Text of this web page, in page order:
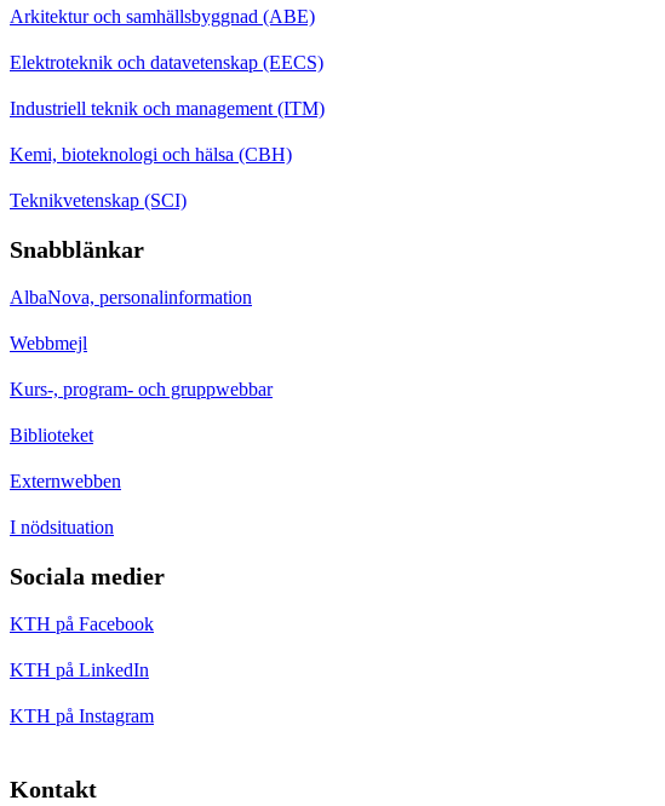
Arkitektur och samhällsbyggnad (ABE)
Elektroteknik och datavetenskap (EECS)
Industriell teknik och management (ITM)
Kemi, bioteknologi och hälsa (CBH)
Teknikvetenskap (SCI)
Snabblänkar
AlbaNova, personalinformation
Webbmejl
Kurs-, program- och gruppwebbar
Biblioteket
Externwebben
I nödsituation
Sociala medier
KTH på Facebook
KTH på LinkedIn
KTH på Instagram
Kontakt